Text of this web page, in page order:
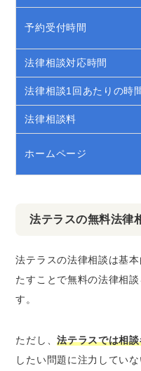
予約受付時間
法律相談対応時間
法律相談1回あたりの時
法律相談料
ホームページ
法テラスの無料法律
法テラスの法律相談は基
たすことで無料の法律相
す。
ただし、法テラスでは相
したい問題に注力してい